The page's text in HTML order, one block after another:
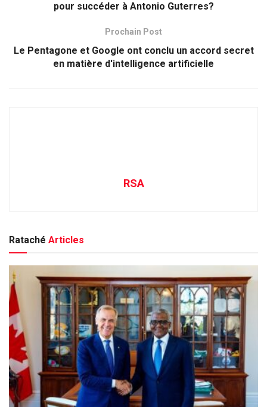
pour succéder à Antonio Guterres?
Prochain Post
Le Pentagone et Google ont conclu un accord secret
en matière d'intelligence artificielle
RSA
Rataché Articles